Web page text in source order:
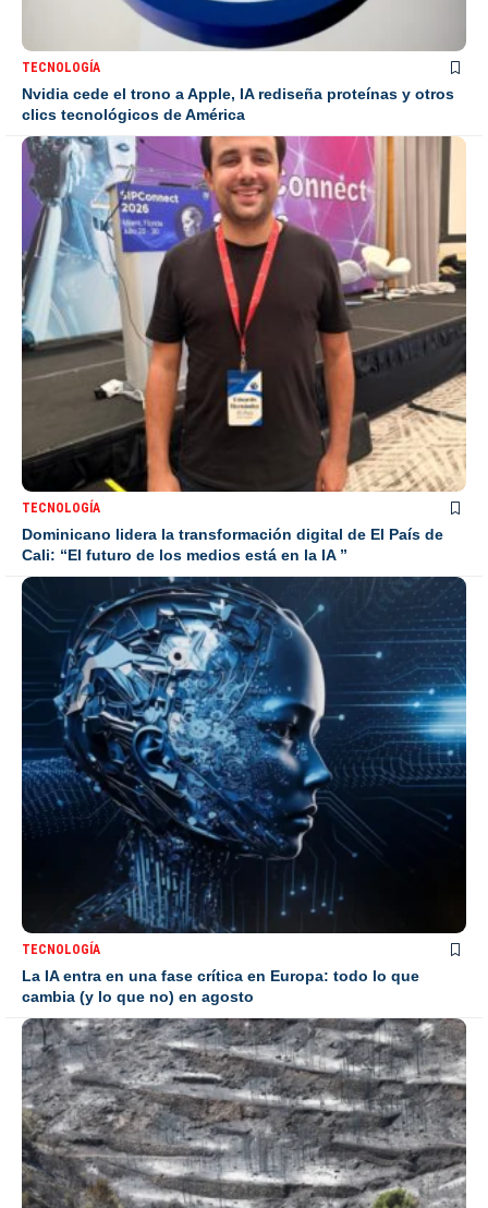
TECNOLOGÍA
Nvidia cede el trono a Apple, IA rediseña proteínas y otros
clics tecnológicos de América
TECNOLOGÍA
Dominicano lidera la transformación digital de El País de
Cali: “El futuro de los medios está en la IA ”
TECNOLOGÍA
La IA entra en una fase crítica en Europa: todo lo que
cambia (y lo que no) en agosto